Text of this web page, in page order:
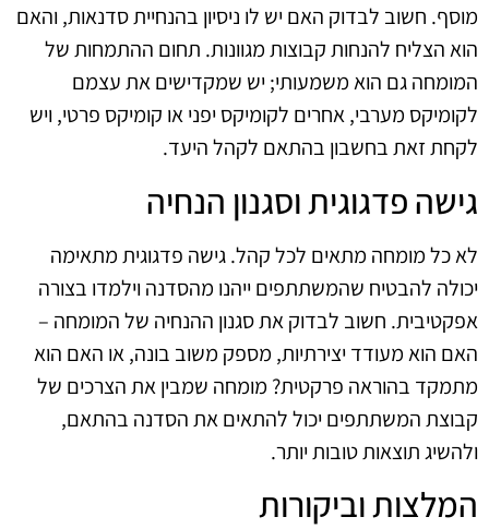
מוסף. חשוב לבדוק האם יש לו ניסיון בהנחיית סדנאות, והאם
הוא הצליח להנחות קבוצות מגוונות. תחום ההתמחות של
המומחה גם הוא משמעותי; יש שמקדישים את עצמם
לקומיקס מערבי, אחרים לקומיקס יפני או קומיקס פרטי, ויש
לקחת זאת בחשבון בהתאם לקהל היעד.
גישה פדגוגית וסגנון הנחיה
לא כל מומחה מתאים לכל קהל. גישה פדגוגית מתאימה
יכולה להבטיח שהמשתתפים ייהנו מהסדנה וילמדו בצורה
אפקטיבית. חשוב לבדוק את סגנון ההנחיה של המומחה –
האם הוא מעודד יצירתיות, מספק משוב בונה, או האם הוא
מתמקד בהוראה פרקטית? מומחה שמבין את הצרכים של
קבוצת המשתתפים יכול להתאים את הסדנה בהתאם,
ולהשיג תוצאות טובות יותר.
המלצות וביקורות